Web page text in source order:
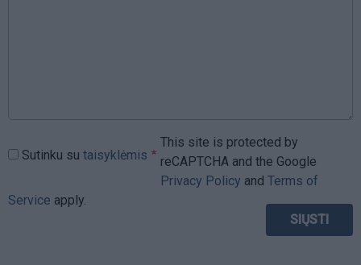
Sutinku su taisyklėmis
This site is protected by
reCAPTCHA and the Google
Privacy Policy and Terms of
Service apply.